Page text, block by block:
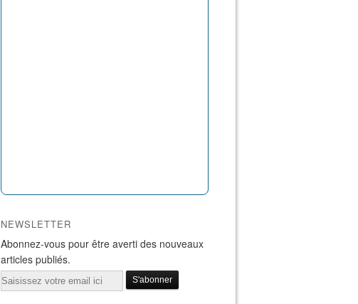
NEWSLETTER
Abonnez-vous pour être averti des nouveaux
articles publiés.
Email